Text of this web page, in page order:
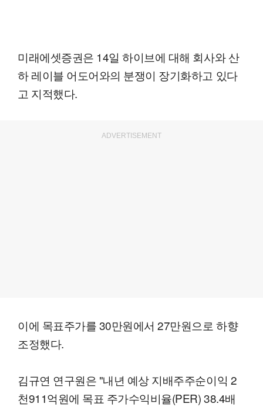
미래에셋증권은 14일 하이브에 대해 회사와 산
하 레이블 어도어와의 분쟁이 장기화하고 있다
고 지적했다.
ADVERTISEMENT
이에 목표주가를 30만원에서 27만원으로 하향
조정했다.
김규연 연구원은 "내년 예상 지배주주순이익 2
천911억원에 목표 주가수익비율(PER) 38.4배